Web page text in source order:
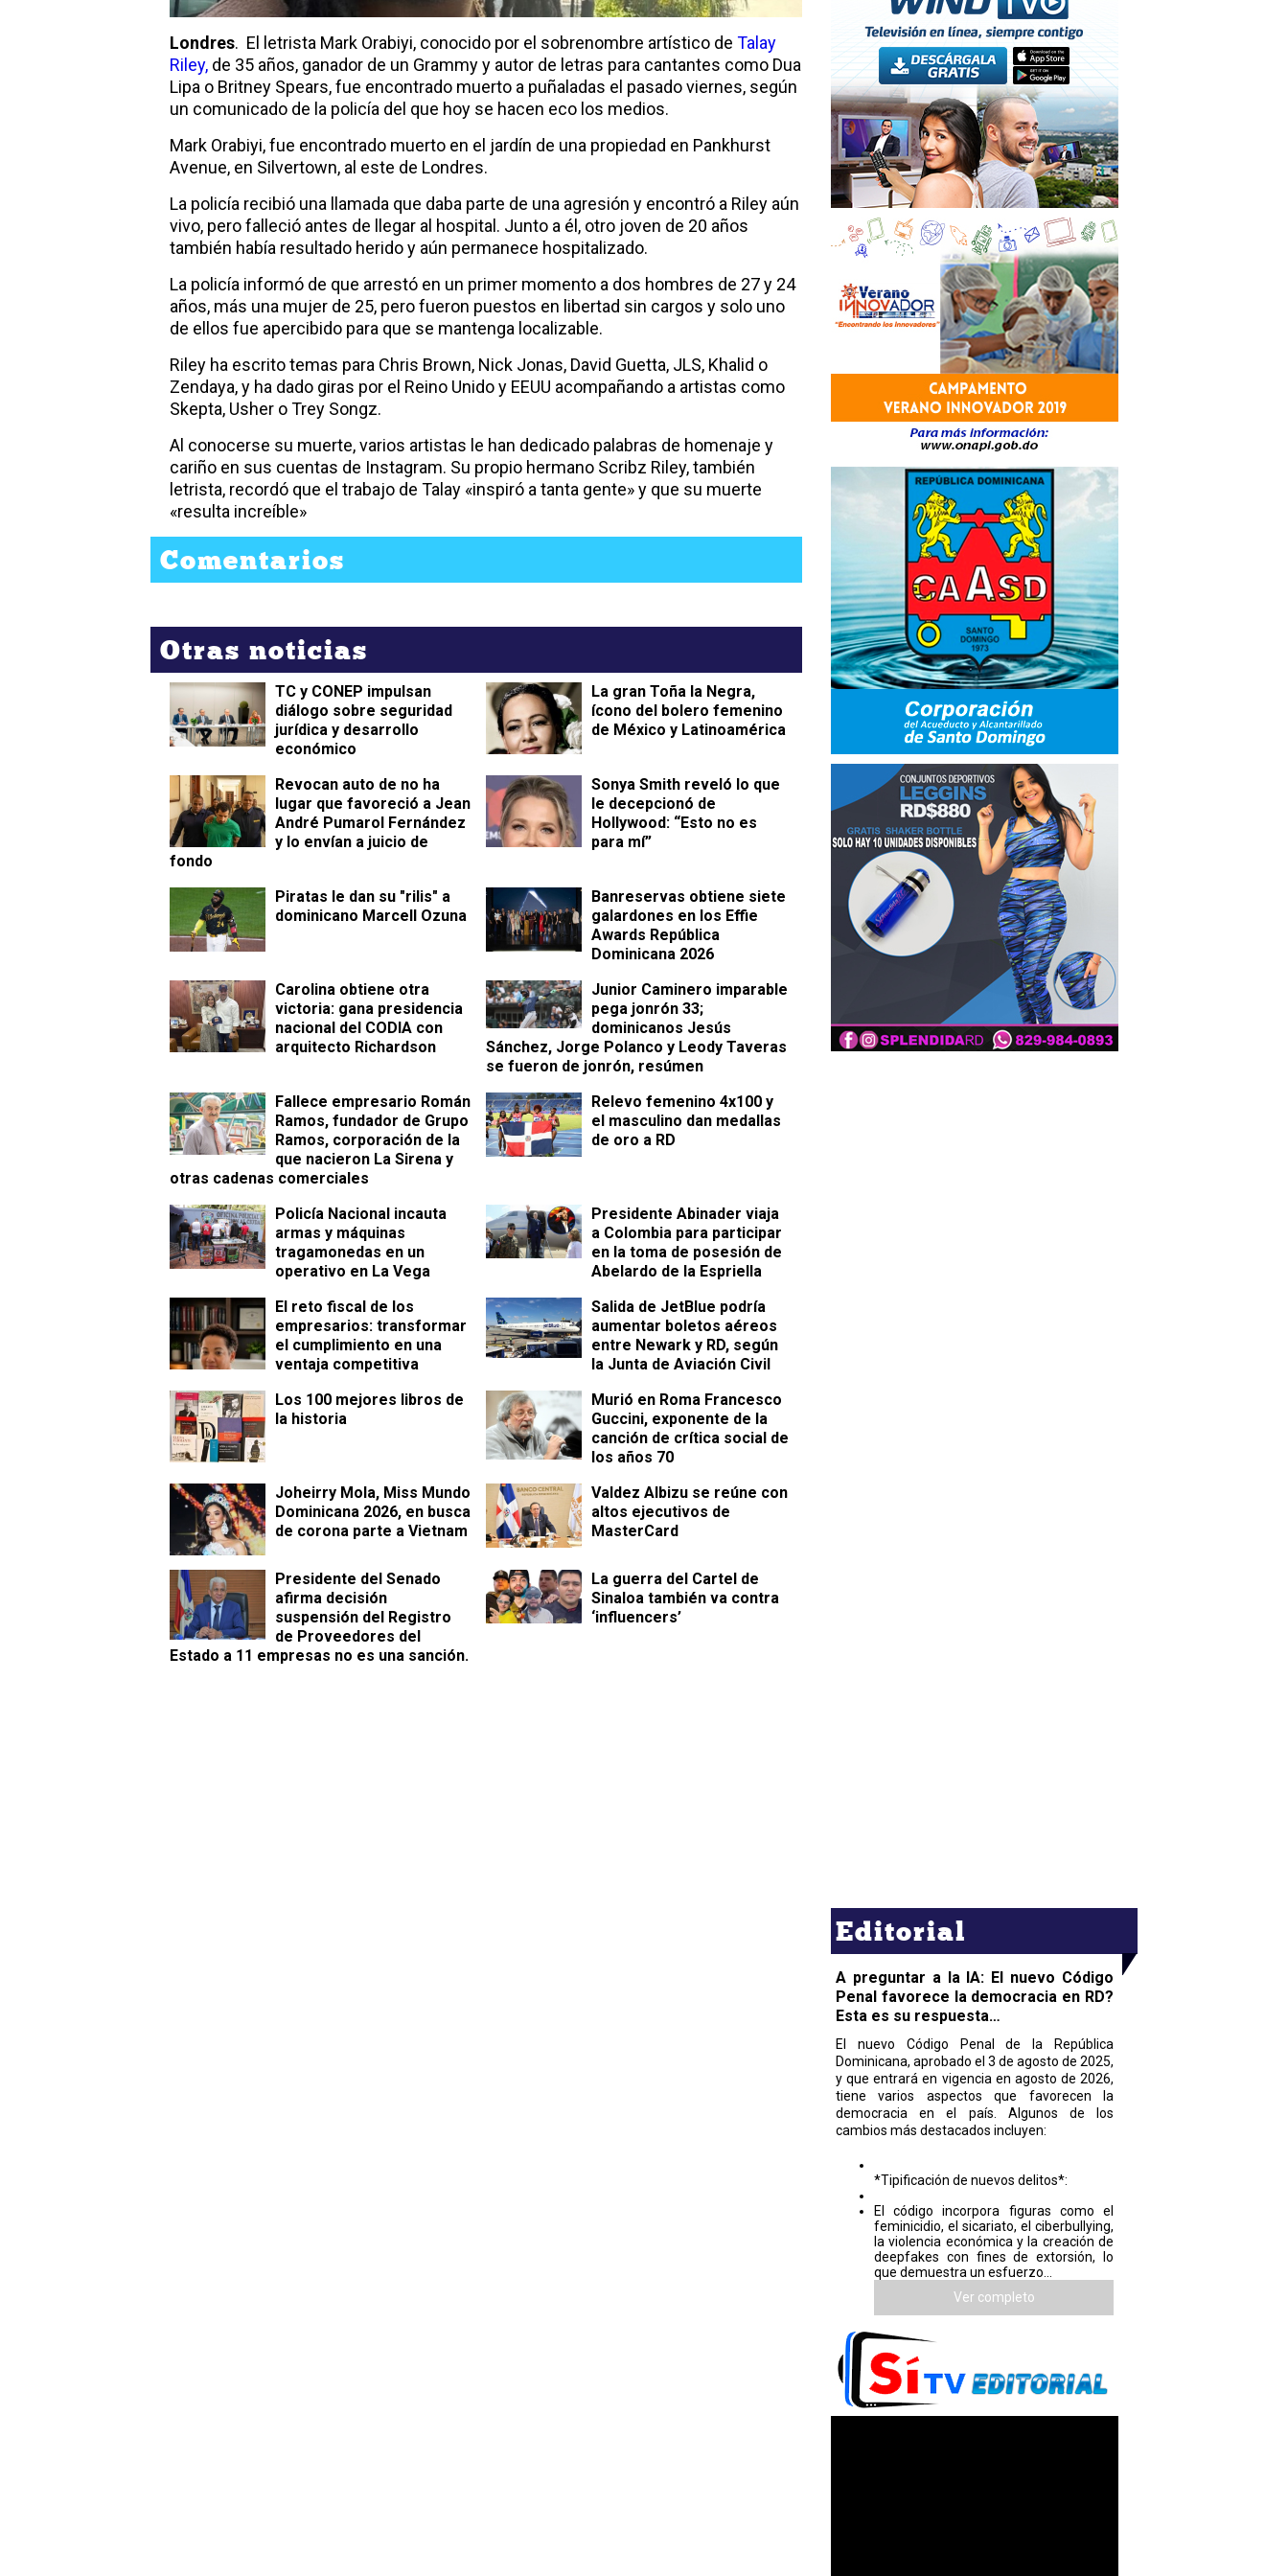
Londres. El letrista Mark Orabiyi, conocido por el sobrenombre artístico de Talay
Riley, de 35 años, ganador de un Grammy y autor de letras para cantantes como Dua
Lipa o Britney Spears, fue encontrado muerto a puñaladas el pasado viernes, según
un comunicado de la policía del que hoy se hacen eco los medios.
Mark Orabiyi, fue encontrado muerto en el jardín de una propiedad en Pankhurst
Avenue, en Silvertown, al este de Londres.
La policía recibió una llamada que daba parte de una agresión y encontró a Riley aún
vivo, pero falleció antes de llegar al hospital. Junto a él, otro joven de 20 años
también había resultado herido y aún permanece hospitalizado.
La policía informó de que arrestó en un primer momento a dos hombres de 27 y 24
años, más una mujer de 25, pero fueron puestos en libertad sin cargos y solo uno
de ellos fue apercibido para que se mantenga localizable.
Riley ha escrito temas para Chris Brown, Nick Jonas, David Guetta, JLS, Khalid o
Zendaya, y ha dado giras por el Reino Unido y EEUU acompañando a artistas como
Skepta, Usher o Trey Songz.
Al conocerse su muerte, varios artistas le han dedicado palabras de homenaje y
cariño en sus cuentas de Instagram. Su propio hermano Scribz Riley, también
letrista, recordó que el trabajo de Talay «inspiró a tanta gente» y que su muerte
«resulta increíble»
Comentarios
Otras noticias
TC y CONEP impulsan
diálogo sobre seguridad
jurídica y desarrollo
económico
La gran Toña la Negra,
ícono del bolero femenino
de México y Latinoamérica
Revocan auto de no ha
lugar que favoreció a Jean
André Pumarol Fernández
y lo envían a juicio de
fondo
Sonya Smith reveló lo que
le decepcionó de
Hollywood: “Esto no es
para mí”
Piratas le dan su "rilis" a
dominicano Marcell Ozuna
Banreservas obtiene siete
galardones en los Effie
Awards República
Dominicana 2026
Carolina obtiene otra
victoria: gana presidencia
nacional del CODIA con
arquitecto Richardson
Junior Caminero imparable
pega jonrón 33;
dominicanos Jesús
Sánchez, Jorge Polanco y Leody Taveras
se fueron de jonrón, resúmen
Fallece empresario Román
Ramos, fundador de Grupo
Ramos, corporación de la
que nacieron La Sirena y
otras cadenas comerciales
Relevo femenino 4x100 y
el masculino dan medallas
de oro a RD
Policía Nacional incauta
armas y máquinas
tragamonedas en un
operativo en La Vega
Presidente Abinader viaja
a Colombia para participar
en la toma de posesión de
Abelardo de la Espriella
​El reto fiscal de los
empresarios: transformar
el cumplimiento en una
ventaja competitiva
Salida de JetBlue podría
aumentar boletos aéreos
entre Newark y RD, según
la Junta de Aviación Civil
Los 100 mejores libros de
la historia
Murió en Roma Francesco
Guccini, exponente de la
canción de crítica social de
los años 70
Joheirry Mola, Miss Mundo
Dominicana 2026, en busca
de corona parte a Vietnam
Valdez Albizu se reúne con
altos ejecutivos de
MasterCard
Presidente del Senado
afirma decisión
suspensión del Registro
de Proveedores del
Estado a 11 empresas no es una sanción.
La guerra del Cartel de
Sinaloa también va contra
‘influencers’
Editorial
A preguntar a la IA: El nuevo Código
Penal favorece la democracia en RD?
Esta es su respuesta…
El nuevo Código Penal de la República
Dominicana, aprobado el 3 de agosto de 2025,
y que entrará en vigencia en agosto de 2026,
tiene varios aspectos que favorecen la
democracia en el país. Algunos de los
cambios más destacados incluyen:
*Tipificación de nuevos delitos*:
El código incorpora figuras como el
feminicidio, el sicariato, el ciberbullying,
la violencia económica y la creación de
deepfakes con fines de extorsión, lo
que demuestra un esfuerzo...
Ver completo